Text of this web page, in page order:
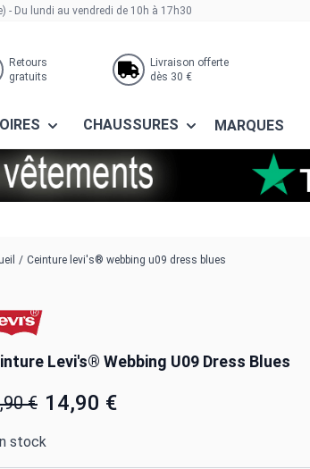
- Du lundi au vendredi de 10h à 17h30
Retours
gratuits
Livraison offerte
dès 30 €
CHAUSSURES MARQUES
/ Ceinture levi's® webbing u09 dress blues
Levi's® Webbing U09 Dress Blues
€ 14,90 €
stock